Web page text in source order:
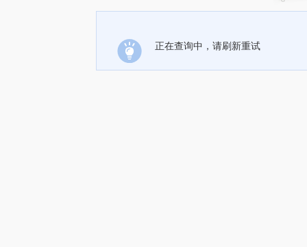
正在查询中，请刷新重试